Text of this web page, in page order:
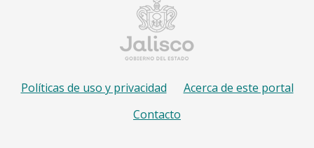
Políticas de uso y privacidad
Acerca de este portal
Contacto